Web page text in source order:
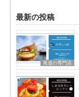
最新の投稿
尾道の専門店